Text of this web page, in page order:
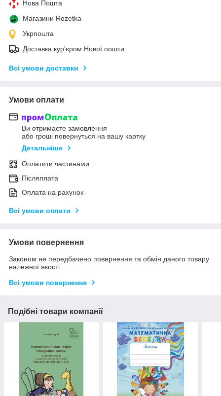
Нова Пошта
Магазини Rozetka
Укрпошта
Доставка кур'єром Нової пошти
Всі умови доставки
Умови оплати
Ви отримаєте замовлення
або гроші повернуться на вашу картку
Детальніше
Оплатити частинами
Післяплата
Оплата на рахунок
Всі умови оплати
Умови повернення
Законом не передбачено повернення та обмін даного товару
належної якості
Всі умови повернення
Подібні товари компанії